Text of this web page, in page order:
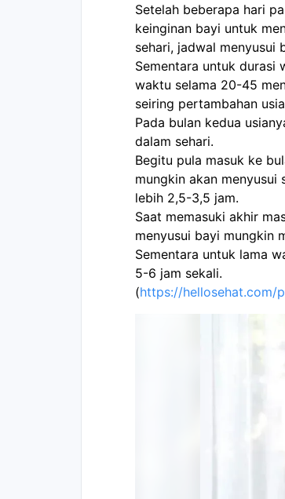
Setelah beberapa hari
keinginan bayi untuk
sehari, jadwal menyusui
Sementara untuk durasi
waktu selama 20-45
seiring pertambahan
Pada bulan kedua
dalam sehari.
Begitu pula masuk ke
mungkin akan
lebih 2,5-3,5 jam.
Saat memasuki akhir
menyusui bayi mungkin
Sementara untuk lama
5-6 jam sekali.
(https://hellosehat.com/